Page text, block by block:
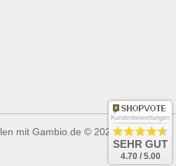
mit Gambio.de © 2026
Kundenbewertungen
SEHR GUT
4.70 / 5.00